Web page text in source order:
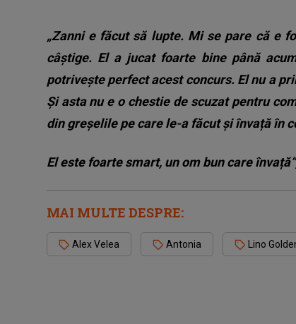
„Zanni e făcut să lupte. Mi se pare că e
câștige. El a jucat foarte bine până
potrivește perfect acest concurs. El nu a
Și asta nu e o chestie de scuzat pentru
din greșelile pe care le-a făcut și învață în
El este foarte smart, un om bun care
MAI MULTE DESPRE:
Alex Velea Antonia Lino